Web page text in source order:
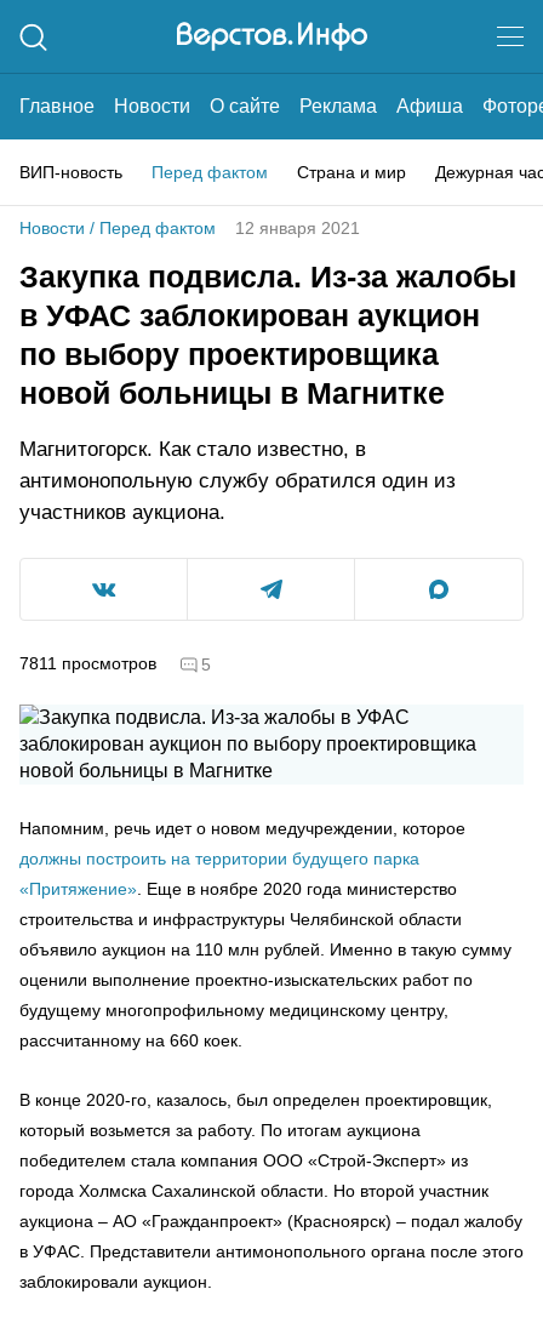
Главное Новости О сайте Реклама Афиша
ВИП-новость Перед фактом Страна и мир Дежурная
Новости / Перед фактом 12 января 2021
Закупка подвисла. Из-за жалобы
в УФАС заблокирован аукцион
по выбору проектировщика
новой больницы в Магнитке
Магнитогорск. Как стало известно, в
антимонопольную службу обратился один из
участников аукциона.
7811 просмотров 5
Напомним, речь идет о новом медучреждении, которое
должны построить на территории будущего парка
«Притяжение» . Еще в ноябре 2020 года министерство
строительства и инфраструктуры Челябинской области
объявило аукцион на 110 млн рублей. Именно в такую сумму
оценили выполнение проектно-изыскательских работ по
будущему многопрофильному медицинскому центру,
рассчитанному на 660 коек.
В конце 2020-го, казалось, был определен проектировщик,
который возьмется за работу. По итогам аукциона
победителем стала компания ООО «Строй-Эксперт» из
города Холмска Сахалинской области. Но второй участник
аукциона – АО «Гражданпроект» (Красноярск) – подал жалобу
в УФАС. Представители антимонопольного органа после этого
заблокировали аукцион.